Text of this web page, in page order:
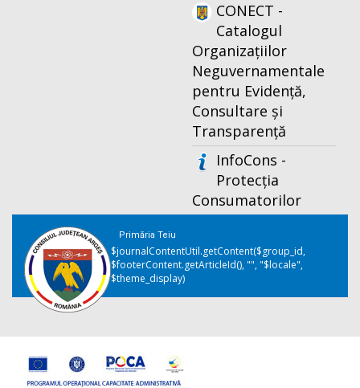
CONECT -
Catalogul
Organizațiilor
Neguvernamentale
pentru Evidență,
Consultare și
Transparență
InfoCons -
Protecția
Consumatorilor
Primăria Teiu
$journalContentUtil.getContent($group_id,
$footerContent.getArticleId(), "", "$locale",
$theme_display)